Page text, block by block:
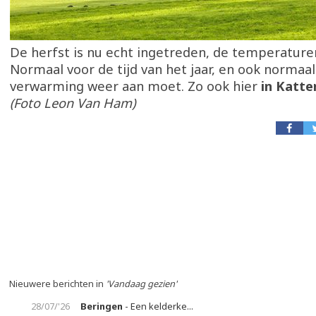
De herfst is nu echt ingetreden, de
Normaal voor de tijd van het jaar, en ook
verwarming weer aan moet. Zo ook hier in
(Foto Leon Van Ham)
Nieuwere berichten in 'Vandaag gezien'
28/07/'26
Beringen - Een kelderke...